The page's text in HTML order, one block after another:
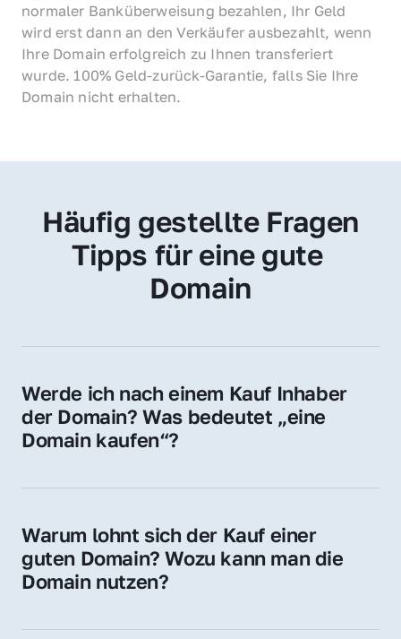
normaler Banküberweisung bezahlen, Ihr Geld
wird erst dann an den Verkäufer ausbezahlt, wenn
Ihre Domain erfolgreich zu Ihnen transferiert
wurde. 100% Geld-zurück-Garantie, falls Sie Ihre
Domain nicht erhalten.
Häufig gestellte Fragen
Tipps für eine gute
Domain
Werde ich nach einem Kauf Inhaber
der Domain? Was bedeutet „eine
Domain kaufen“?
Sie erhalten alle Rechte zur Nutzung,
Domain.
Warum lohnt sich der Kauf einer
guten Domain? Wozu kann man die
Domain nutzen?